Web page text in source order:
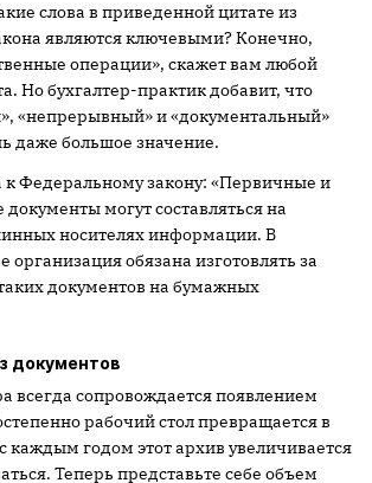
слова в приведенной цитате из
являются ключевыми? Конечно,
операции», скажет вам любой
Но бухгалтер-практик добавит, что
«непрерывный» и «документальный»
даже большое значение.
к Федеральному закону: «Первичные и
могут составляться на
носителях информации. В
организация обязана изготовлять за
документов на бумажных
документов
всегда сопровождается появлением
рабочий стол превращается в
каждым годом этот архив увеличивается
Теперь представьте себе объем